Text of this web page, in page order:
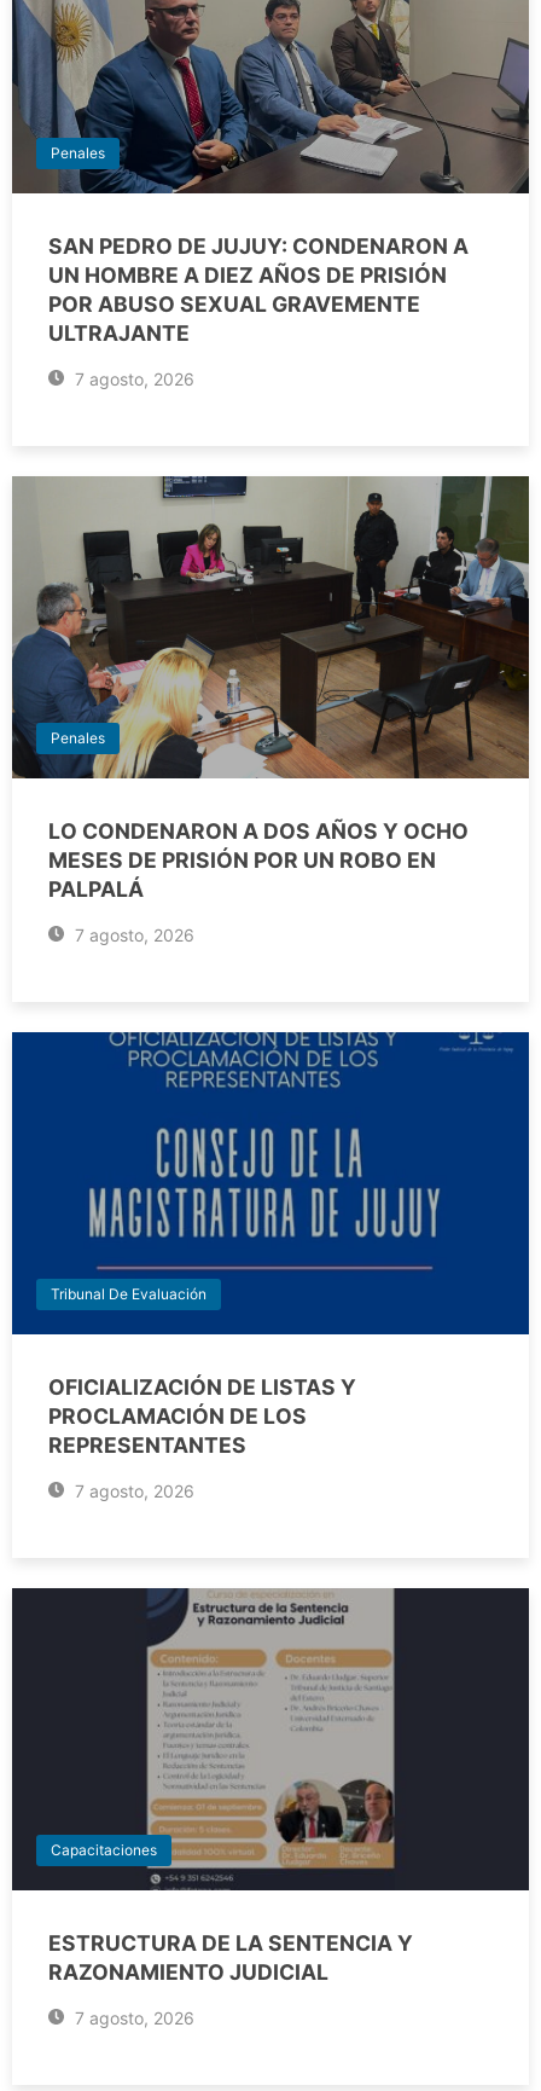
Penales
SAN PEDRO DE JUJUY: CONDENARON A
UN HOMBRE A DIEZ AÑOS DE PRISIÓN
POR ABUSO SEXUAL GRAVEMENTE
ULTRAJANTE
7 agosto, 2026
Penales
LO CONDENARON A DOS AÑOS Y OCHO
MESES DE PRISIÓN POR UN ROBO EN
PALPALÁ
7 agosto, 2026
Tribunal De Evaluación
OFICIALIZACIÓN DE LISTAS Y
PROCLAMACIÓN DE LOS
REPRESENTANTES
7 agosto, 2026
Capacitaciones
ESTRUCTURA DE LA SENTENCIA Y
RAZONAMIENTO JUDICIAL
7 agosto, 2026